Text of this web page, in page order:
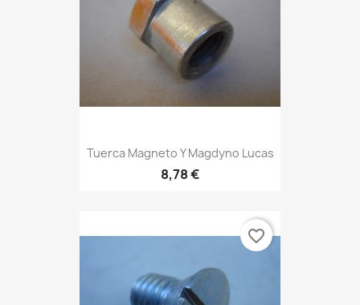
Tuerca Magneto Y Magdyno Lucas
8,78 €
favorite_border